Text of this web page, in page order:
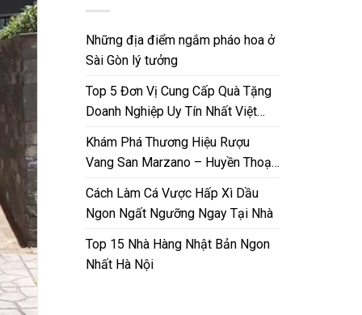
Những địa điểm ngắm pháo hoa ở
Sài Gòn lý tưởng
Top 5 Đơn Vị Cung Cấp Quà Tặng
Doanh Nghiệp Uy Tín Nhất Việt
Khám Phá Thương Hiệu Rượu
Vang San Marzano – Huyền Thoại
Cách Làm Cá Vược Hấp Xì Dầu
Ngon Ngất Ngưỡng Ngay Tại Nhà
Top 15 Nhà Hàng Nhật Bản Ngon
Nhất Hà Nội